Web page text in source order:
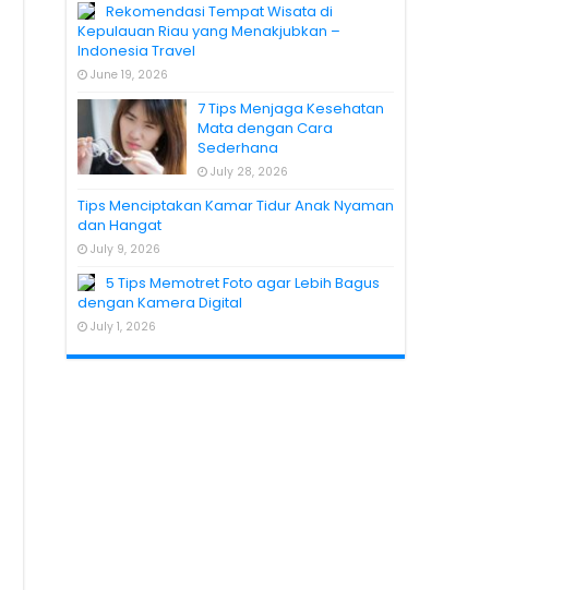
Rekomendasi Tempat Wisata di
Kepulauan Riau yang Menakjubkan –
Indonesia Travel
June 19, 2026
7 Tips Menjaga Kesehatan
Mata dengan Cara
Sederhana
July 28, 2026
Tips Menciptakan Kamar Tidur Anak Nyaman
dan Hangat
July 9, 2026
5 Tips Memotret Foto agar Lebih Bagus
dengan Kamera Digital
July 1, 2026